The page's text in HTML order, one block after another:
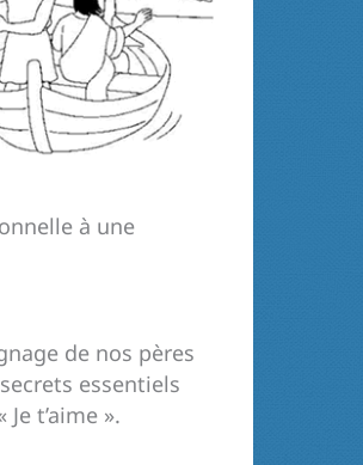
à une
de nos pères
essentiels
t’aime ».